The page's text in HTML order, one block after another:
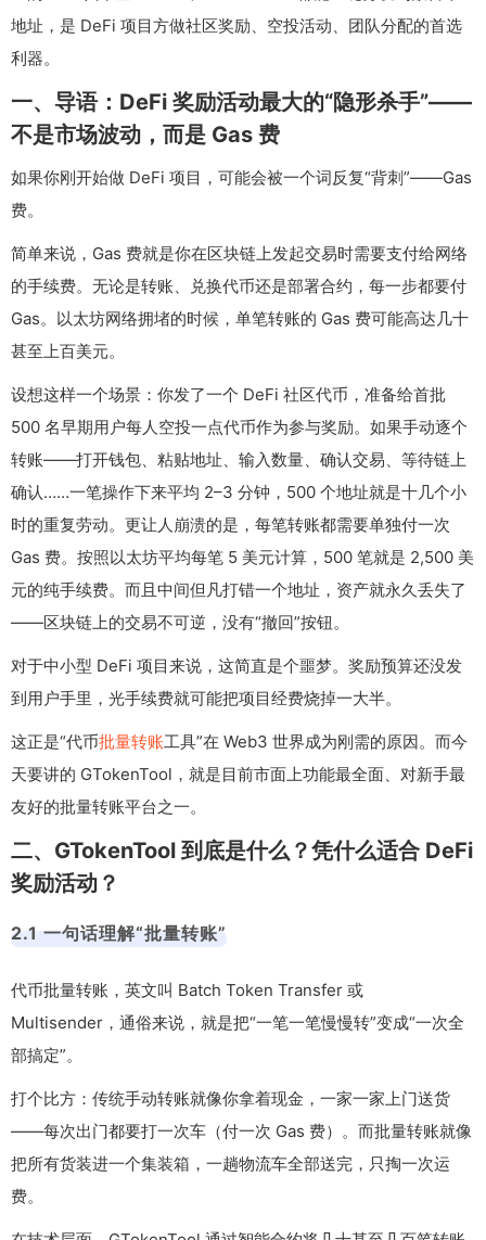
地址，是 DeFi 项目方做社区奖励、空投活动、团队分配的首选
利器。
一、导语：DeFi 奖励活动最大的“隐形杀手”——
不是市场波动，而是 Gas 费
如果你刚开始做 DeFi 项目，可能会被一个词反复“背刺”——Gas
费。
简单来说，Gas 费就是你在区块链上发起交易时需要支付给网络
的手续费。无论是转账、兑换代币还是部署合约，每一步都要付
Gas。以太坊网络拥堵的时候，单笔转账的 Gas 费可能高达几十
甚至上百美元。
设想这样一个场景：你发了一个 DeFi 社区代币，准备给首批
500 名早期用户每人空投一点代币作为参与奖励。如果手动逐个
转账——打开钱包、粘贴地址、输入数量、确认交易、等待链上
确认……一笔操作下来平均 2–3 分钟，500 个地址就是十几个小
时的重复劳动。更让人崩溃的是，每笔转账都需要单独付一次
Gas 费。按照以太坊平均每笔 5 美元计算，500 笔就是 2,500 美
元的纯手续费。而且中间但凡打错一个地址，资产就永久丢失了
——区块链上的交易不可逆，没有“撤回”按钮。
对于中小型 DeFi 项目来说，这简直是个噩梦。奖励预算还没发
到用户手里，光手续费就可能把项目经费烧掉一大半。
这正是“代币批量转账工具”在 Web3 世界成为刚需的原因。而今
天要讲的 GTokenTool，就是目前市面上功能最全面、对新手最
友好的批量转账平台之一。
二、GTokenTool 到底是什么？凭什么适合 DeFi
奖励活动？
2.1 一句话理解“批量转账”
代币批量转账，英文叫 Batch Token Transfer 或
Multisender，通俗来说，就是把“一笔一笔慢慢转”变成“一次全
部搞定”。
打个比方：传统手动转账就像你拿着现金，一家一家上门送货
——每次出门都要打一次车（付一次 Gas 费）。而批量转账就像
把所有货装进一个集装箱，一趟物流车全部送完，只掏一次运
费。